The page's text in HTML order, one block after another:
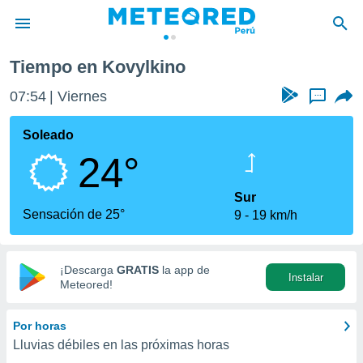
de
ha sido
calidad.
a este
las
y
digital
basada
Tiempo en Kovylkino
07:54 Viernes ...
Soleado
24°
Sensación de 25°
Sur
9
19 km/h
¡Descarga GRATIS la app de
Meteored!
Instalar
Por horas
Lluvias débiles en las próximas horas